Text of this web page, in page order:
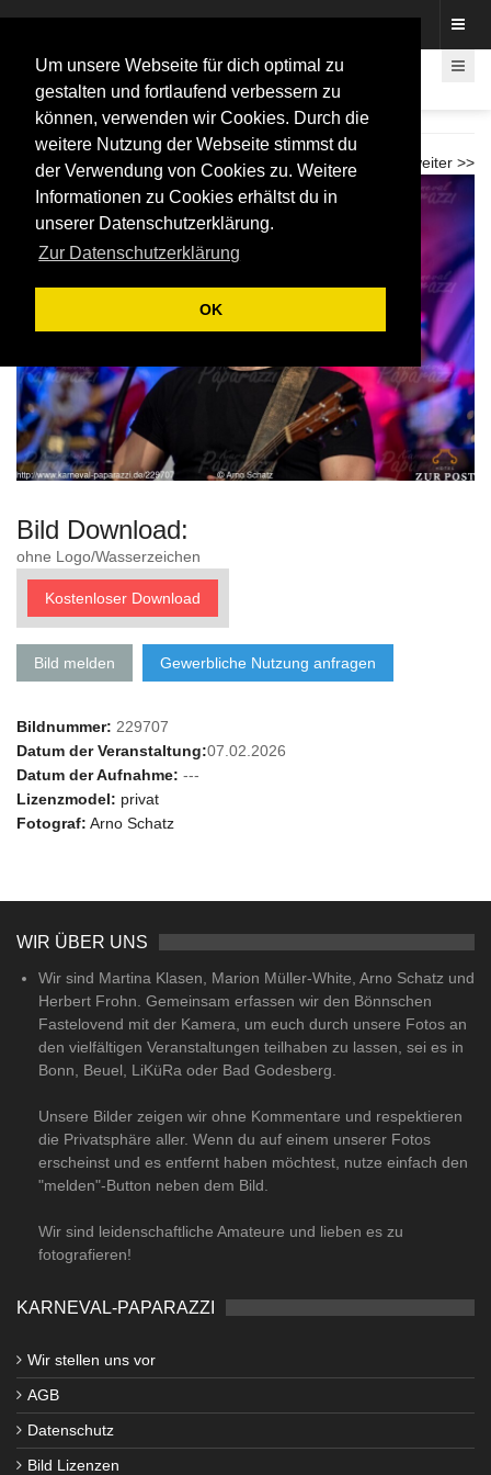
Um unsere Webseite für dich optimal zu
gestalten und fortlaufend verbessern zu
können, verwenden wir Cookies. Durch die
weitere Nutzung der Webseite stimmst du
der Verwendung von Cookies zu. Weitere
Informationen zu Cookies erhältst du in
unserer Datenschutzerklärung.
Zur Datenschutzerklärung
OK
Galasitzung Beueler Stadtsoldaten 2026
weiter >>
<< zurück
Bild Download:
ohne Logo/Wasserzeichen
Kostenloser Download
Bild melden Gewerbliche Nutzung anfragen
Bildnummer: 229707
Datum der Veranstaltung:07.02.2026
Datum der Aufnahme: ---
Lizenzmodel: privat
Fotograf: Arno Schatz
WIR ÜBER UNS
Wir sind Martina Klasen, Marion Müller-White, Arno Schatz und
Herbert Frohn. Gemeinsam erfassen wir den Bönnschen
Fastelovend mit der Kamera, um euch durch unsere Fotos an
den vielfältigen Veranstaltungen teilhaben zu lassen, sei es in
Bonn, Beuel, LiKüRa oder Bad Godesberg.
Unsere Bilder zeigen wir ohne Kommentare und respektieren
die Privatsphäre aller. Wenn du auf einem unserer Fotos
erscheinst und es entfernt haben möchtest, nutze einfach den
"melden"-Button neben dem Bild.
Wir sind leidenschaftliche Amateure und lieben es zu
fotografieren!
KARNEVAL-PAPARAZZI
Wir stellen uns vor
AGB
Datenschutz
Bild Lizenzen